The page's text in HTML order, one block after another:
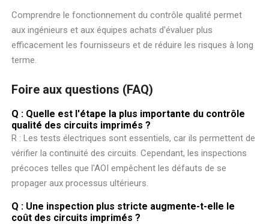
Comprendre le fonctionnement du contrôle qualité permet
aux ingénieurs et aux équipes achats d'évaluer plus
efficacement les fournisseurs et de réduire les risques à long
terme.
Foire aux questions (FAQ)
Q : Quelle est l'étape la plus importante du contrôle
qualité des circuits imprimés ?
R : Les tests électriques sont essentiels, car ils permettent de
vérifier la continuité des circuits. Cependant, les inspections
précoces telles que l'AOI empêchent les défauts de se
propager aux processus ultérieurs.
Q : Une inspection plus stricte augmente-t-elle le
coût des circuits imprimés ?